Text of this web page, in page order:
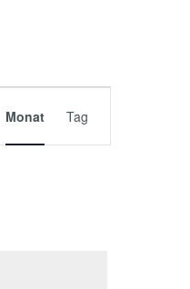
Ansichten
Monat Tag